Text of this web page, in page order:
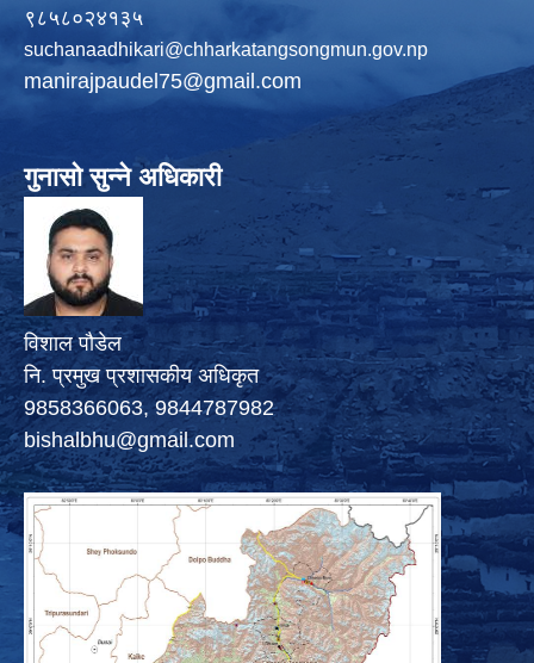
९८५८०२४१३५
suchanaadhikari@chharkatangsongmun.gov.np
manirajpaudel75@gmail.com
गुनासो सुन्ने अधिकारी
विशाल पौडेल
नि. प्रमुख प्रशासकीय अधिकृत
9858366063, 9844787982
bishalbhu@gmail.com